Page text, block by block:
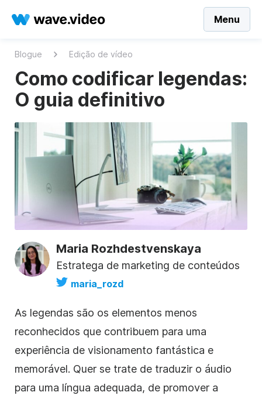
Menu
Blogue Edição de vídeo
Como codificar legendas:
O guia definitivo
Maria Rozhdestvenskaya
Estratega de marketing de conteúdos
maria_rozd
As legendas são os elementos menos
reconhecidos que contribuem para uma
experiência de visionamento fantástica e
memorável. Quer se trate de traduzir o áudio
para uma língua adequada, de promover a